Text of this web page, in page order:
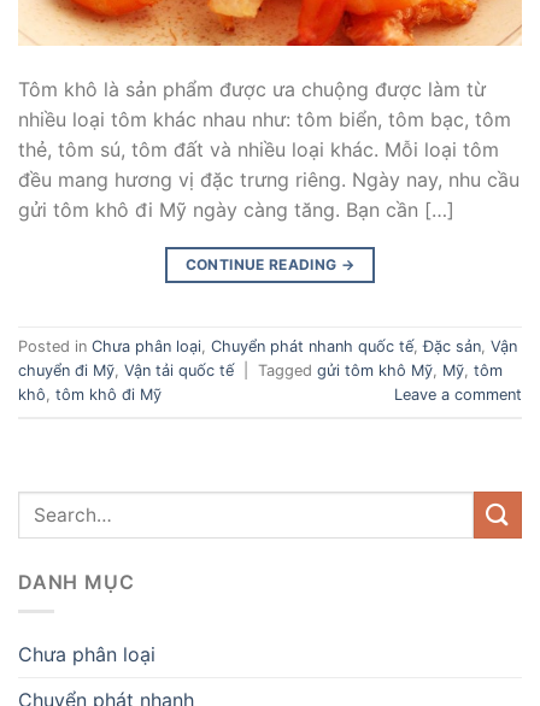
Tôm khô là sản phẩm được ưa chuộng được làm từ
nhiều loại tôm khác nhau như: tôm biển, tôm bạc, tôm
thẻ, tôm sú, tôm đất và nhiều loại khác. Mỗi loại tôm
đều mang hương vị đặc trưng riêng. Ngày nay, nhu cầu
gửi tôm khô đi Mỹ ngày càng tăng. Bạn cần […]
CONTINUE READING →
Posted in Chưa phân loại Chuyển phát nhanh quốc tế ,Đặc sản Vận
chuyển đi Mỹ Vận tải quốc tế Tagged gửi tôm khô Mỹ Mỹ tôm
khô tôm khô đi Mỹ Leave a comment
DANH MỤC
Chưa phân loại
Chuyển phát nhanh